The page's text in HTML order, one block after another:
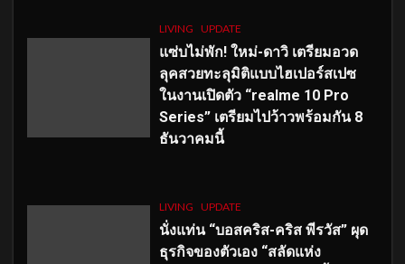
LIVING UPDATE
แซ่บไม่พัก! ใหม่-ดาวิ เตรียมอวด
ลุคสวยทะลุมิติแบบไฮเปอร์สเปซ
ในงานเปิดตัว “realme 10 Pro
Series” เตรียมไปว้าวพร้อมกัน 8
ธันวาคมนี้
LIVING UPDATE
นั่งแท่น “บอสคริส-คริส พีรวัส” ผุด
ธุรกิจของตัวเอง “สลัดแห่ง